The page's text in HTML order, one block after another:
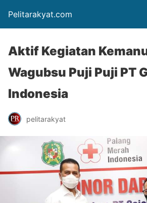
Pelitarakyat.com
Aktif Kegiatan
Wagubsu Puji Puji PT
Indonesia
pelitarakyat